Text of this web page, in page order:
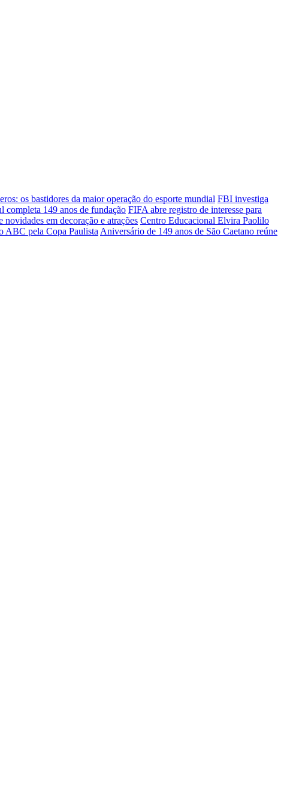
os bastidores da maior operação do esporte mundial FBI investiga
149 anos de fundação FIFA abre registro de interesse para
novidades em decoração e atrações Centro Educacional Elvira Paolilo
ABC pela Copa Paulista Aniversário de 149 anos de São Caetano reúne